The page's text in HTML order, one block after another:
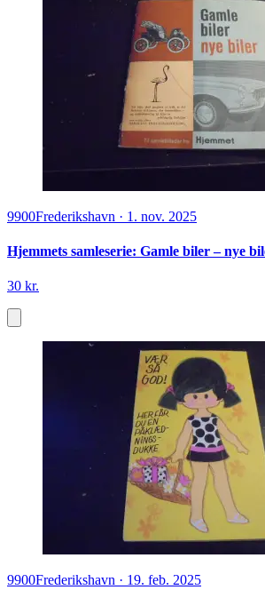
9900Frederikshavn · 1. nov. 2025
Hjemmets samleserie: Gamle biler – nye
30 kr.
9900Frederikshavn · 19. feb. 2025